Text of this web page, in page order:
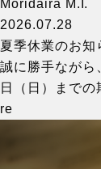
Moridaira M.I.
2026.07.28
夏季休業のお知
誠に勝手なが
日（日）までの
re